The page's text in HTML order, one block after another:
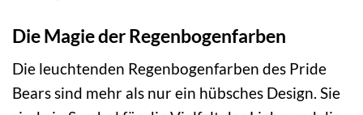
Die Magie der Regenbogenfarben
Die leuchtenden Regenbogenfarben des Pride
Bears sind mehr als nur ein hübsches Design. Sie